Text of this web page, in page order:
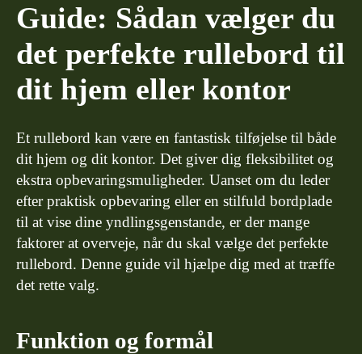
Guide: Sådan vælger du
det perfekte rullebord til
dit hjem eller kontor
Et rullebord kan være en fantastisk tilføjelse til både
dit hjem og dit kontor. Det giver dig fleksibilitet og
ekstra opbevaringsmuligheder. Uanset om du leder
efter praktisk opbevaring eller en stilfuld bordplade
til at vise dine yndlingsgenstande, er der mange
faktorer at overveje, når du skal vælge det perfekte
rullebord. Denne guide vil hjælpe dig med at træffe
det rette valg.
Funktion og formål